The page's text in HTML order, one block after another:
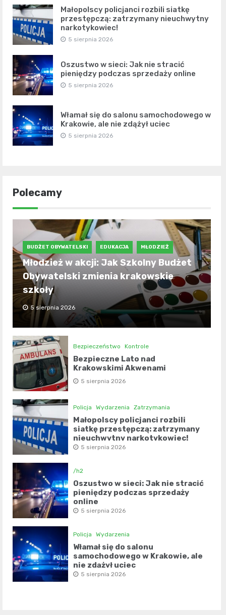
Małopolscy policjanci rozbili siatkę
przestępczą: zatrzymany nieuchwytny
narkotykowiec!
5 sierpnia 2026
Oszustwo w sieci: Jak nie stracić
pieniędzy podczas sprzedaży online
5 sierpnia 2026
Włamał się do salonu samochodowego w
Krakowie, ale nie zdążył uciec
5 sierpnia 2026
Polecamy
BUDŻET OBYWATELSKI EDUKACJA MŁODZIEŻ
Młodzież w akcji: Jak Szkolny Budżet
Obywatelski zmienia krakowskie
szkoły
5 sierpnia 2026
Bezpieczeństwo Kontrole
Bezpieczne Lato nad
Krakowskimi Akwenami
5 sierpnia 2026
Policja Wydarzenia Zatrzymania
Małopolscy policjanci rozbili
siatkę przestępczą: zatrzymany
nieuchwytny narkotykowiec!
5 sierpnia 2026
/h2
Oszustwo w sieci: Jak nie stracić
pieniędzy podczas sprzedaży
online
5 sierpnia 2026
Policja Wydarzenia
Włamał się do salonu
samochodowego w Krakowie, ale
nie zdążył uciec
5 sierpnia 2026